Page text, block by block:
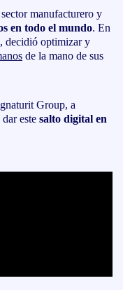
manufacturero y
en todo el mundo. En
decidió optimizar y
de la mano de sus
Group, a
este salto digital en